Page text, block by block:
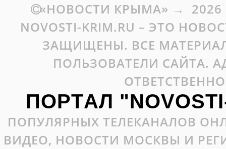
«НОВОСТИ КРЫМА» → 2026
NOVOSTI-KRIM.RU – ЭТО
ЗАЩИЩЕНЫ. ВСЕ
ПОЛЬЗОВАТЕЛИ САЙТА.
ПОРТАЛ
ПОПУЛЯРНЫХ ТЕЛЕКАНАЛОВ
ВИДЕО, НОВОСТИ МОСКВЫ И